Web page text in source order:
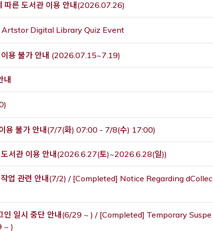
따른 도서관 이용 안내(2026.07.26)
Artstor Digital Library Quiz Event
이용 불가 안내 (2026.07.15~7.19)
내
용 불가 안내(7/7(화) 07:00 - 7/8(수) 17:00)
도서관 이용 안내(2026.6.27(토)~2026.6.28(일))
업 관련 안내(7/2) / [Completed] Notice Regarding dCollec
인 일시 중단 안내(6/29 ~ ) / [Completed] Temporary Suspe
~ )